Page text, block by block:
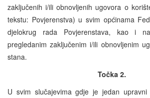
zaključenih i/ili obnovljenih ugovora o
tekstu: Povjerenstva) u svim općinama
djelokrug rada Povjerenstava, kao i
pregledanim zaključenim i/ili obnovljenim
stana.
Točka 2.
U svim slučajevima gdje je jedan